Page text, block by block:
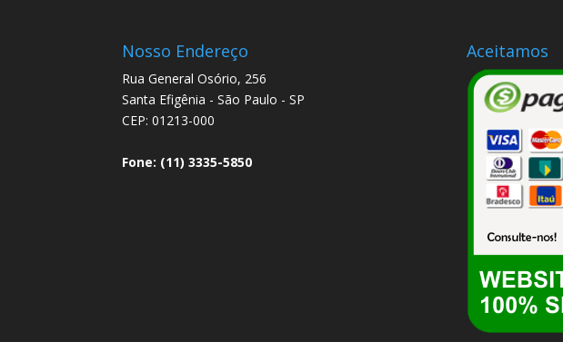
Nosso Endereço
Rua General Osório, 256
Santa Efigênia - São Paulo - SP
CEP: 01213-000
Fone: (11) 3335-5850
Aceitamos